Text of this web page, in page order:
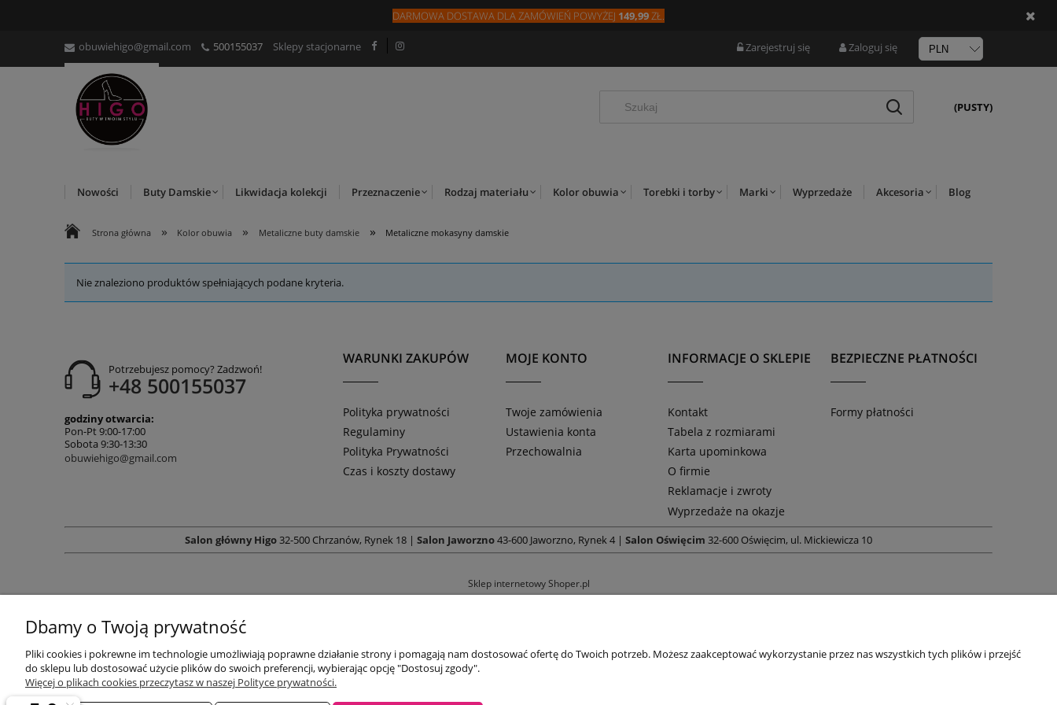
DARMOWA DOSTAWA DLAZAMÓWIEŃ POWYŻEJ 149,99ZŁ.
obuwiehigo@gmail.com 500155037 Sklepy stacjonarne Zarejestruj się Zaloguj się
(PUSTY)
Nowości Buty Damskie Likwidacja kolekcji Przeznaczenie Rodzaj materiału Kolor obuwia Torebki i torby Marki Wyprzedaże Akcesoria Blog
Strona główna » Kolor obuwia » Metaliczne buty damskie » Metaliczne mokasyny damskie
Nie znaleziono produktów spełniających podane kryteria.
Potrzebujesz pomocy? Zadzwoń!
+48 500155037
godziny otwarcia:
Pon-Pt 9:00-17:00
Sobota 9:30-13:30
obuwiehigo@gmail.com
WARUNKI ZAKUPÓW
Polityka prywatności
Regulaminy
Polityka Prywatności
Czas i koszty dostawy
MOJE KONTO
Twoje zamówienia
Ustawienia konta
Przechowalnia
INFORMACJE O SKLEPIE
Kontakt
Tabela z rozmiarami
Karta upominkowa
O firmie
Reklamacje i zwroty
Wyprzedaże na okazje
BEZPIECZNE PŁATNOŚCI
Formy płatności
Salon główny Higo32-500 Chrzanów, Rynek 18 | Salon Jaworzno43-600 Jaworzno, Rynek 4 | Salon Oświęcim 32-600 Oświęcim, ul. Mickiewicza 10
Sklep internetowy Shoper.pl
Dbamy o Twoją prywatność
Pliki cookies i pokrewne im technologie umożliwiają poprawne działanie strony i pomagają nam dostosować ofertę do Twoich potrzeb. Możesz zaakceptować wykorzystanie przez nas wszystkich tych plików i przejść
do sklepu lub dostosować użycie plików do swoich preferencji, wybierając opcję "Dostosuj zgody".
Więcej o plikach cookies przeczytasz w naszej Polityce prywatności.